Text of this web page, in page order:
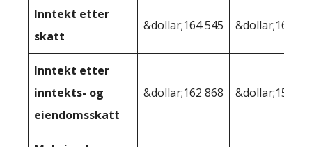
Inntekt etter
skatt
&dollar;164 545 &dollar;160
Inntekt etter
inntekts- og
eiendomsskatt
&dollar;162 868